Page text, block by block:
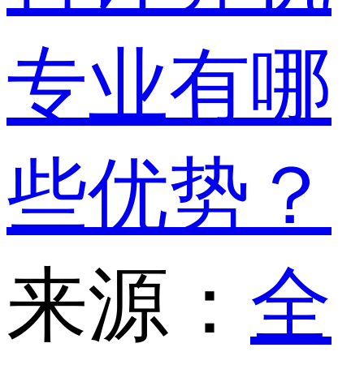
专业有哪
些优势？
来源： 全